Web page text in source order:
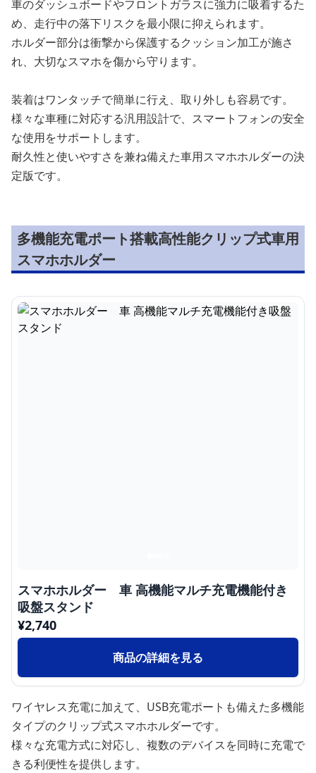
車のダッシュボードやフロントガラスに強力に吸着するた
め、走行中の落下リスクを最小限に抑えられます。
ホルダー部分は衝撃から保護するクッション加工が施さ
れ、大切なスマホを傷から守ります。
装着はワンタッチで簡単に行え、取り外しも容易です。
様々な車種に対応する汎用設計で、スマートフォンの安全
な使用をサポートします。
耐久性と使いやすさを兼ね備えた車用スマホホルダーの決
定版です。
多機能充電ポート搭載高性能クリップ式車用
スマホホルダー
スマホホルダー 車 高機能マルチ充電機能付き
吸盤スタンド
¥2,740
商品の詳細を見る
ワイヤレス充電に加えて、USB充電ポートも備えた多機能
タイプのクリップ式スマホホルダーです。
様々な充電方式に対応し、複数のデバイスを同時に充電で
きる利便性を提供します。